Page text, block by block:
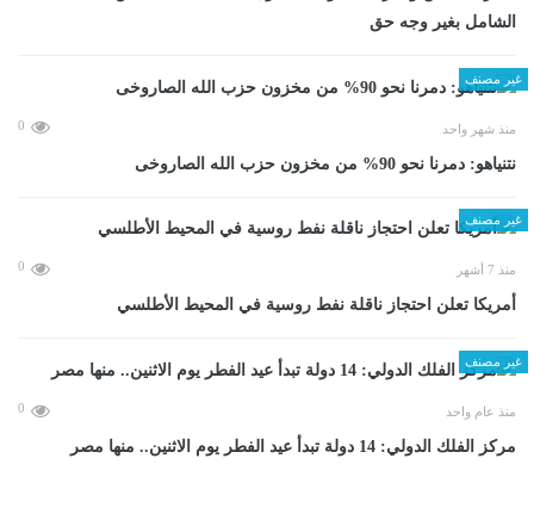
الشامل بغير وجه حق
غير مصنف
منذ شهر واحد 0
نتنياهو: دمرنا نحو 90% من مخزون حزب الله الصاروخى
غير مصنف
منذ 7 أشهر 0
أمريكا تعلن احتجاز ناقلة نفط روسية في المحيط الأطلسي
غير مصنف
منذ عام واحد 0
مركز الفلك الدولي: 14 دولة تبدأ عيد الفطر يوم الاثنين.. منها مصر